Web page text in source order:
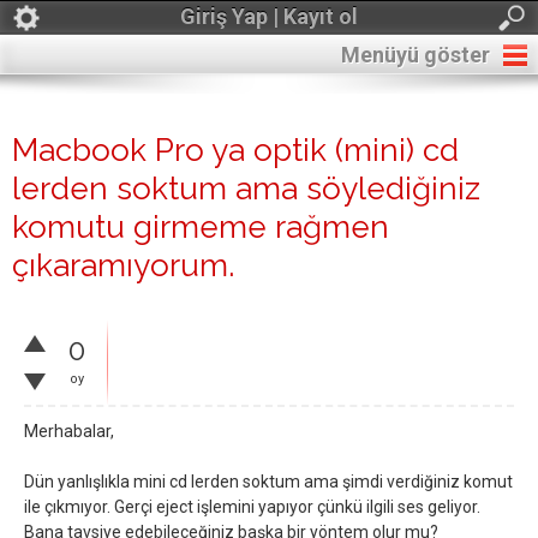
Giriş Yap | Kayıt ol
Menüyü göster
Macbook Pro ya optik (mini) cd
lerden soktum ama söylediğiniz
komutu girmeme rağmen
çıkaramıyorum.
0
oy
Merhabalar,
Dün yanlışlıkla mini cd lerden soktum ama şimdi verdiğiniz komut
ile çıkmıyor. Gerçi eject işlemini yapıyor çünkü ilgili ses geliyor.
Bana tavsiye edebileceğiniz başka bir yöntem olur mu?